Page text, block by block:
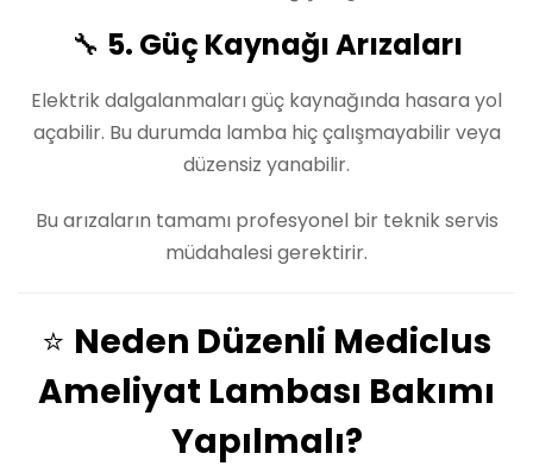
🔧 5. Güç Kaynağı Arızaları
Elektrik dalgalanmaları güç kaynağında hasara yol
açabilir. Bu durumda lamba hiç çalışmayabilir veya
düzensiz yanabilir.
Bu arızaların tamamı profesyonel bir teknik servis
müdahalesi gerektirir.
⭐ Neden Düzenli Mediclus
Ameliyat Lambası Bakımı
Yapılmalı?